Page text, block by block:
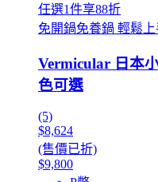
任選1件享88折
免開鍋免養鍋 輕鬆上
Vermicular 日本
色可選
(5)
$8,624
(售價已折)
$9,800